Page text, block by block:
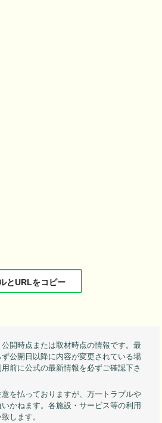
とURLをコピー
開時点または取材時点の情報です。最
公開日以降に内容が変更されている場
前に公式の最新情報を必ずご確認下さ
を払っておりますが、万一トラブルや
かねます。各施設・サービス等の利用
します。